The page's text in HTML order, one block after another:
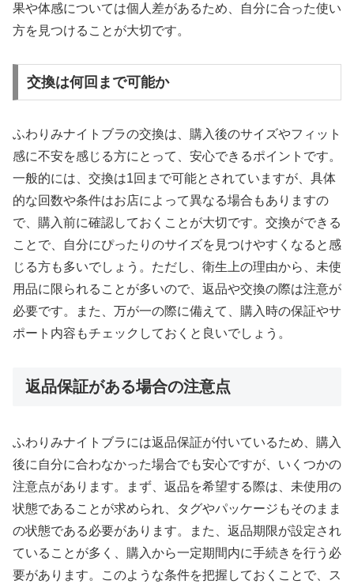
果や体感については個人差があるため、自分に合った使い
方を見つけることが大切です。
交換は何回まで可能か
ふわりみナイトブラの交換は、購入後のサイズやフィット
感に不安を感じる方にとって、安心できるポイントです。
一般的には、交換は1回まで可能とされていますが、具体
的な回数や条件はお店によって異なる場合もありますの
で、購入前に確認しておくことが大切です。交換ができる
ことで、自分にぴったりのサイズを見つけやすくなると感
じる方も多いでしょう。ただし、衛生上の理由から、未使
用品に限られることが多いので、返品や交換の際は注意が
必要です。また、万が一の際に備えて、購入時の保証やサ
ポート内容もチェックしておくと良いでしょう。
返品保証がある場合の注意点
ふわりみナイトブラには返品保証が付いているため、購入
後に自分に合わなかった場合でも安心ですが、いくつかの
注意点があります。まず、返品を希望する際は、未使用の
状態であることが求められ、タグやパッケージもそのまま
の状態である必要があります。また、返品期限が設定され
ていることが多く、購入から一定期間内に手続きを行う必
要があります。このような条件を把握しておくことで、ス